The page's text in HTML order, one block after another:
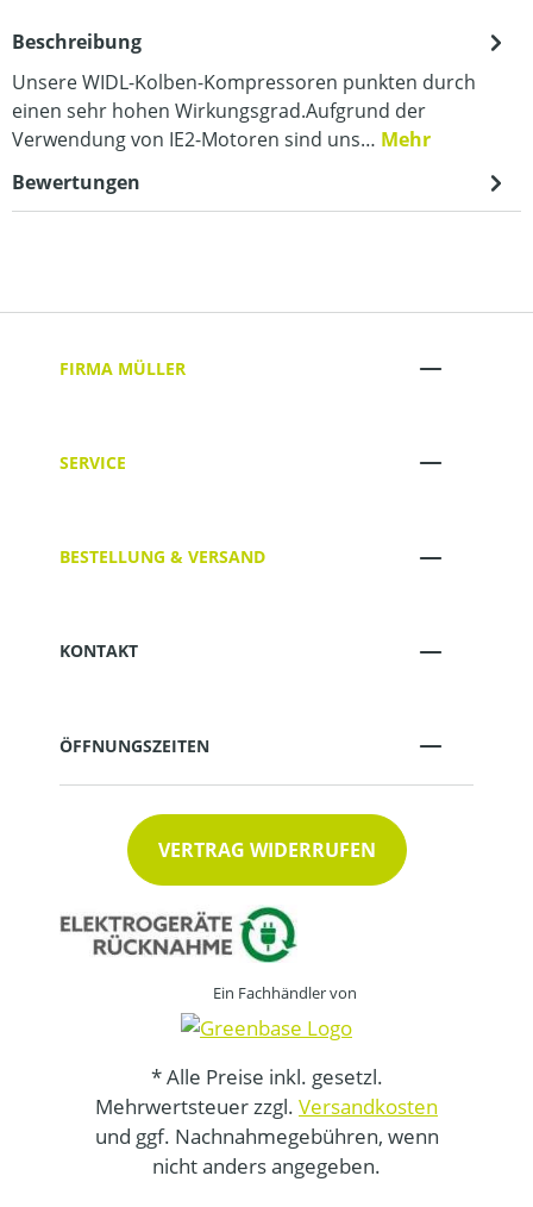
Beschreibung
Unsere WIDL-Kolben-Kompressoren punkten durch
einen sehr hohen Wirkungsgrad.Aufgrund der
Verwendung von IE2-Motoren sind uns… Mehr
Bewertungen
FIRMA MÜLLER
SERVICE
BESTELLUNG & VERSAND
KONTAKT
ÖFFNUNGSZEITEN
VERTRAG WIDERRUFEN
Ein Fachhändler von
* Alle Preise inkl. gesetzl.
Mehrwertsteuer zzgl. Versandkosten
und ggf. Nachnahmegebühren, wenn
nicht anders angegeben.